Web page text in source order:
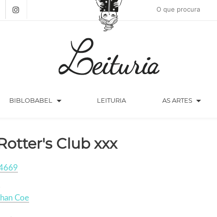
BIBLOBABEL arrow_drop_down LEITURIA AS ARTES arrow_drop_down
Club xxx
Coe